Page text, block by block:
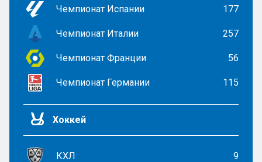
Чемпионат Испании 177
Чемпионат Италии 257
Чемпионат Франции 56
Чемпионат Германии 115
Хоккей
КХЛ 9